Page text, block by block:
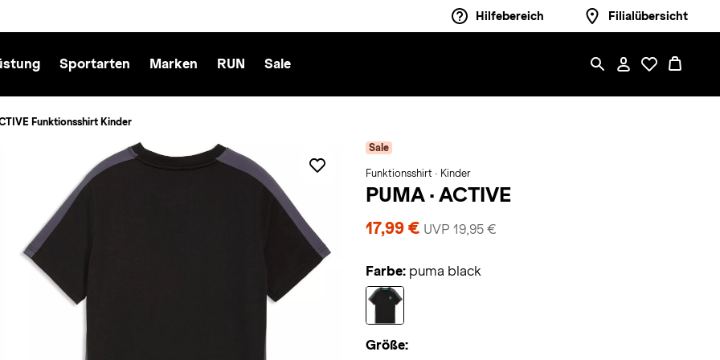
Hilfebereich Filialübersicht
Sportarten Marken RUN Sale
Funktionsshirt Kinder
Sale
Funktionsshirt · Kinder
PUMA · ACTIVE
17,99 € UVP 19,95 €
Farbe: puma black
Größe: